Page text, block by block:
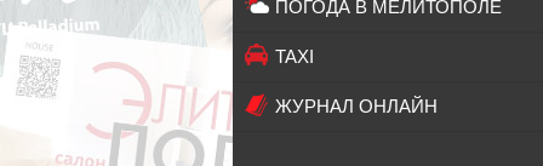
ПОГОДА В МЕЛИТОПОЛЕ
TAXI
ЖУРНАЛ ОНЛАЙН